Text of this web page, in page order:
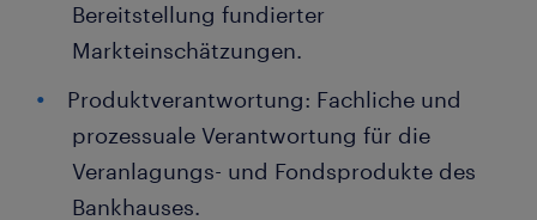
Bereitstellung fundierter
Markteinschätzungen.
Produktverantwortung: Fachliche und
prozessuale Verantwortung für die
Veranlagungs- und Fondsprodukte des
Bankhauses.